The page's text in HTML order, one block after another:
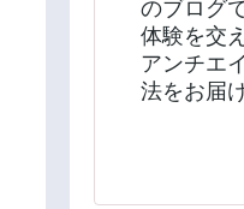
のブログ
体験を交
アンチエ
法をお届